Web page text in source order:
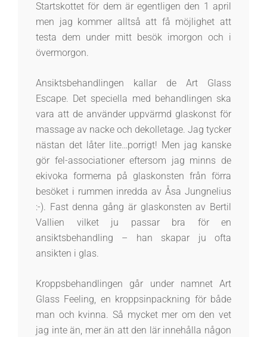
Startskottet för dem är egentligen den 1 april
men jag kommer alltså att få möjlighet att
testa dem under mitt besök imorgon och i
övermorgon.
Ansiktsbehandlingen kallar de Art Glass
Escape. Det speciella med behandlingen ska
vara att de använder uppvärmd glaskonst för
massage av nacke och dekolletage. Jag tycker
nästan det låter lite…porrigt! Men jag kanske
gör fel-associationer eftersom jag minns de
ekivoka formerna på glaskonsten från förra
besöket i rummen inredda av Åsa Jungnelius
:-). Fast denna gång är glaskonsten av Bertil
Vallien vilket ju passar bra för en
ansiktsbehandling – han skapar ju ofta
ansikten i glas.
Kroppsbehandlingen går under namnet Art
Glass Feeling, en kroppsinpackning för både
man och kvinna. Så mycket mer om den vet
jag inte än, mer än att den lär innehålla någon